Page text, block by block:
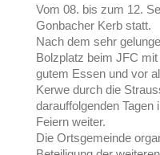
Vom 08. bis zum 12.
Gonbacher Kerb statt.
Nach dem sehr
Bolzplatz beim JFC
gutem Essen und vor
Kerwe durch die
darauffolgenden
Feiern weiter.
Die Ortsgemeinde